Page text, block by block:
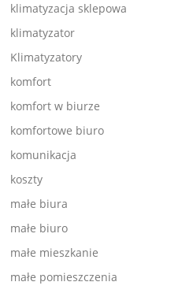
klimatyzacja sklepowa
klimatyzator
Klimatyzatory
komfort
komfort w biurze
komfortowe biuro
komunikacja
koszty
małe biura
małe biuro
małe mieszkanie
małe pomieszczenia